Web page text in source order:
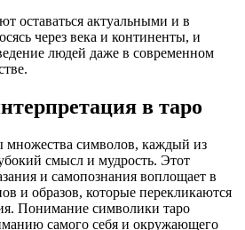
оставаться актуальными и в
через века и континенты, и
людей даже в современном
в таро
множества символов, каждый из
смысл и мудрость. Этот
и самопознания воплощает в
и образов, которые перекликаются
Понимание символики таро
самого себя и окружающего